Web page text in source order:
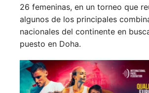
26 femeninas, en un torneo que
algunos de los principales
nacionales del continente en
puesto en Doha.